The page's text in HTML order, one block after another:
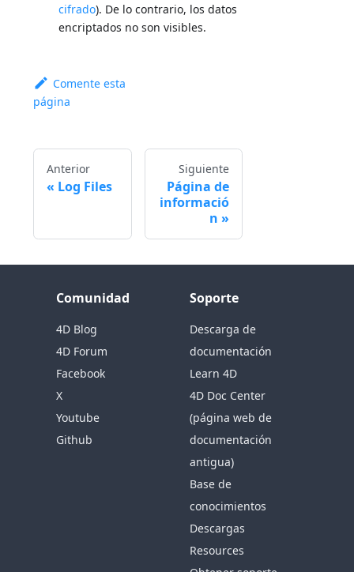
cifrado). De lo contrario, los datos
encriptados no son visibles.
Comente esta
página
Anterior
Log Files
Siguiente
Página de
informació
n
Comunidad
4D Blog
4D Forum
Facebook
X
Youtube
Github
Soporte
Descarga de
documentación
Learn 4D
4D Doc Center
(página web de
documentación
antigua)
Base de
conocimientos
Descargas
Resources